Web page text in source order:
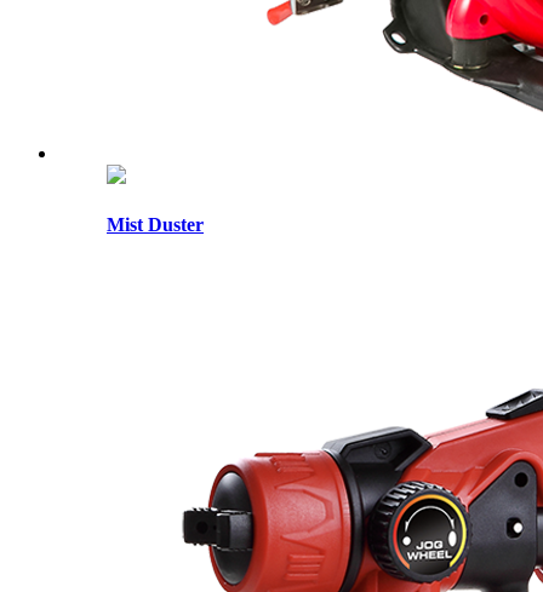
Mist Duster